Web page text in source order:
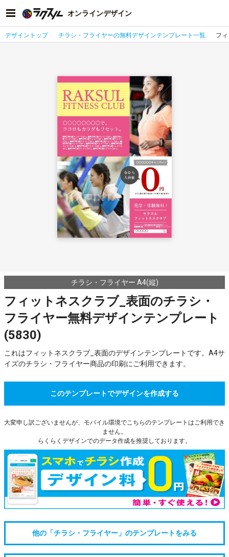
オンラインデザイン
デザイントップ チラシ・フライヤーの無料デザインテンプレート一覧 フ
チラシ・フライヤー A4(縦)
フィットネスクラブ_表面のチラシ・
フライヤー無料デザインテンプレート
(5830)
これはフィットネスクラブ_表面のデザインテンプレートです。A4サ
イズのチラシ・フライヤー商品の印刷にご利用できます。
このテンプレートでデザインを作成する
大変申し訳ございませんが、モバイル環境でこちらのテンプレートはご利用でき
ません。
らくらくデザインでのデータ作成を推奨しております。
他の「チラシ・フライヤー」のテンプレートをみる